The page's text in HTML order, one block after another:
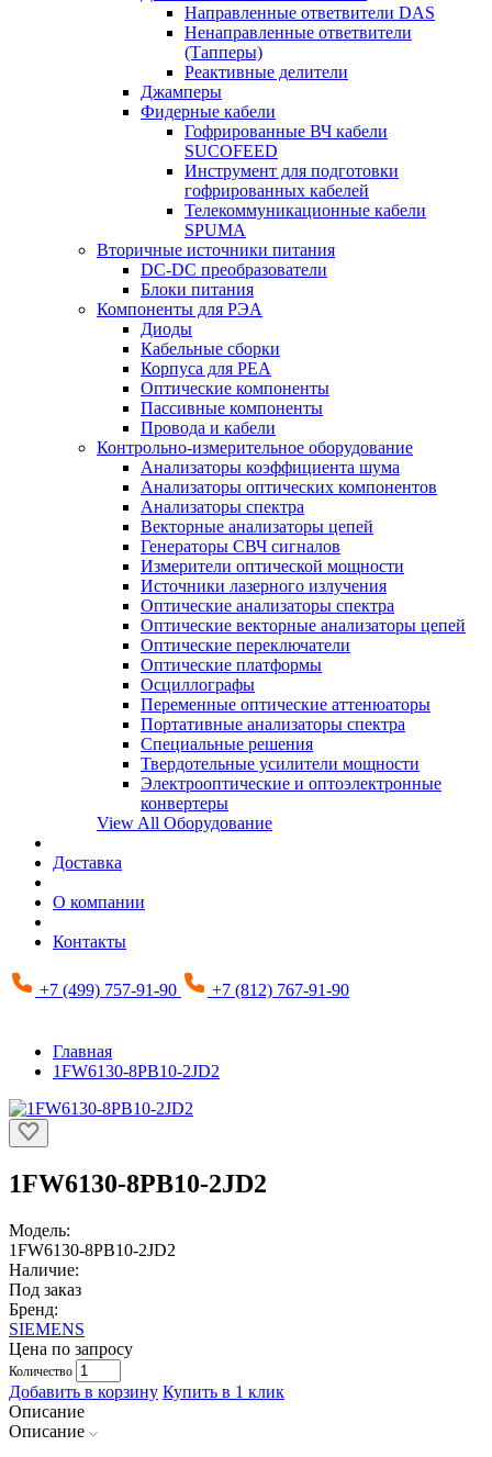
Направленные ответвители DAS
Ненаправленные ответвители
(Тапперы)
Реактивные делители
Джамперы
Фидерные кабели
Гофрированные ВЧ кабели
SUCOFEED
Инструмент для подготовки
гофрированных кабелей
Телекоммуникационные кабели
SPUMA
Вторичные источники питания
DC-DC преобразователи
Блоки питания
Компоненты для РЭА
Диоды
Кабельные сборки
Корпуса для РЕА
Оптические компоненты
Пассивные компоненты
Провода и кабели
Контрольно-измерительное оборудование
Анализаторы коэффициента шума
Анализаторы оптических компонентов
Анализаторы спектра
Векторные анализаторы цепей
Генераторы СВЧ сигналов
Измерители оптической мощности
Источники лазерного излучения
Оптические анализаторы спектра
Оптические векторные анализаторы цепей
Оптические переключатели
Оптические платформы
Осциллографы
Переменные оптические аттенюаторы
Портативные анализаторы спектра
Специальные решения
Твердотельные усилители мощности
Электрооптические и оптоэлектронные
конвертеры
View All Оборудование
Доставка
О компании
Контакты
+7 (499) 757-91-90 +7 (812) 767-91-90
Главная
1FW6130-8PB10-2JD2
1FW6130-8PB10-2JD2
Модель:
1FW6130-8PB10-2JD2
Наличие:
Под заказ
Бренд:
SIEMENS
Цена по запросу
Количество
Добавить в корзину Купить в 1 клик
Описание
Описание